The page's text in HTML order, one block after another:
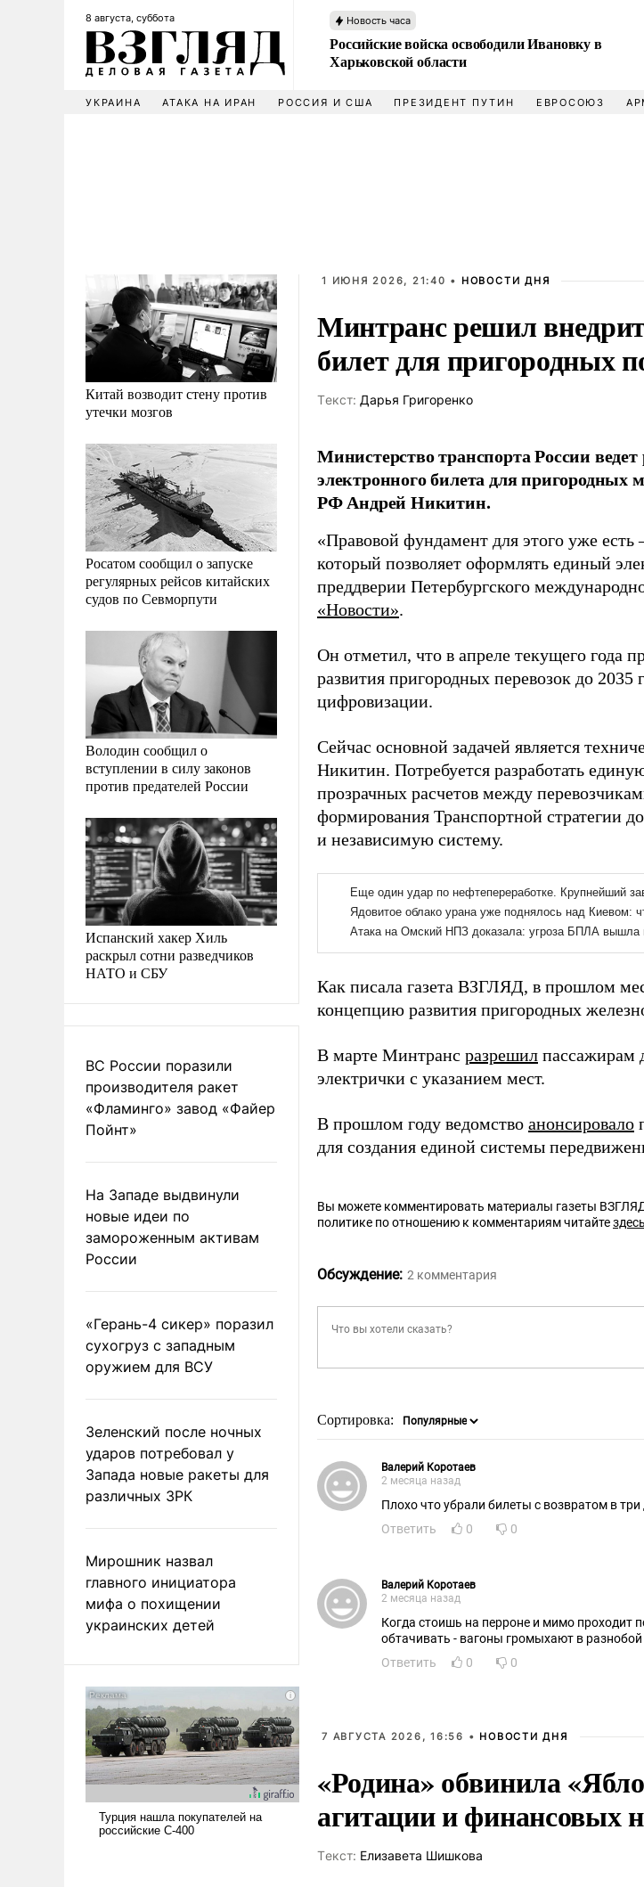
8 августа, суббота Новость часа
Российские войска освободили Ивановку в
Харьковской области
УКРАИНА АТАКА НА ИРАН РОССИЯ И США ПРЕЗИДЕНТ ПУТИН ЕВРОСОЮЗ
Китай возводит стену против
утечки мозгов
Росатом сообщил о запуске
регулярных рейсов китайских
судов по Севморпути
Володин сообщил о
вступлении в силу законов
против предателей России
Испанский хакер Хиль
раскрыл сотни разведчиков
НАТО и СБУ
ВС России поразили
производителя ракет
«Фламинго» завод «Файер
Пойнт»
На Западе выдвинули
новые идеи по
замороженным активам
России
«Герань-4 сикер» поразил
сухогруз с западным
оружием для ВСУ
Зеленский после ночных
ударов потребовал у
Запада новые ракеты для
различных ЗРК
Мирошник назвал
главного инициатора
мифа о похищении
украинских детей
1 ИЮНЯ 2026, 21:40 • НОВОСТИ ДНЯ
Минтранс решил
билет для пригородных
Tекст: Дарья Григоренко
Министерство транспорта России ведет
электронного билета для
РФ Андрей Никитин.
«Правовой фундамент для этого уже есть
который позволяет оформлять единый
преддверии Петербургского
«Новости».
Он отметил, что в апреле текущего года
развития пригородных перевозок до 2035
цифровизации.
Сейчас основной задачей является
Никитин. Потребуется разработать
прозрачных расчетов между
формирования Транспортной стратегии
и независимую систему.
Как писала газета ВЗГЛЯД, в прошлом
концепцию развития пригородных
В марте Минтранс разрешил пассажирам
электрички с указанием мест.
В прошлом году ведомство анонсировало
для создания единой системы
Вы можете комментировать материалы газеты
политике по отношению к комментариям читайтездесь
Обсуждение: 2 комментария
Сортировка:
Валерий Коротаев
2 месяца назад
Плохо что убрали билеты с возвратом в три
Ответить
0 0
Валерий Коротаев
2 месяца назад
Когда стоишь на перроне и мимо проходит
Ответить
0 0
7 АВГУСТА 2026, 16:56 • НОВОСТИ ДНЯ
«Родина» обвинила
агитации и финансовых
Tекст: Елизавета Шишкова